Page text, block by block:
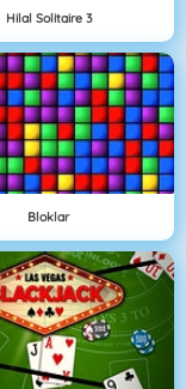
Hilal Solitaire 3
Bloklar